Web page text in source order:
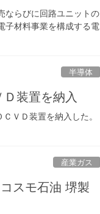
ならびに回路ユニットの
子材料事業を構成する電
半導体
装置を納入
ＶＤ装置を納入した。
産業ガス
スモ石油 堺製